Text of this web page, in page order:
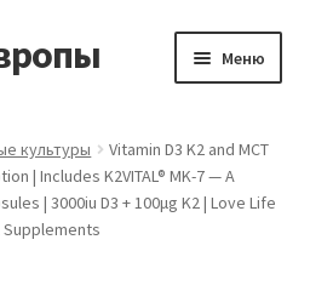
Меню
культуры
Vitamin D3 K2 and MCT
| Includes K2VITAL® MK-7 — A
| 3000iu D3 + 100μg K2 | Love Life